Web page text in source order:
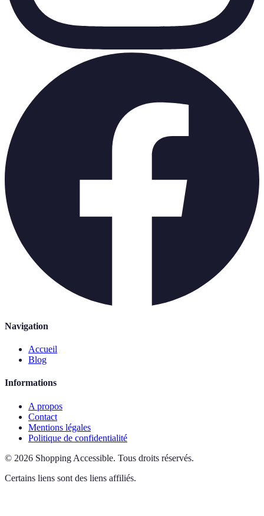
Navigation
Accueil
Blog
Informations
A propos
Contact
Mentions légales
Politique de confidentialité
© 2026 Shopping Accessible. Tous droits réservés.
Certains liens sont des liens affiliés.